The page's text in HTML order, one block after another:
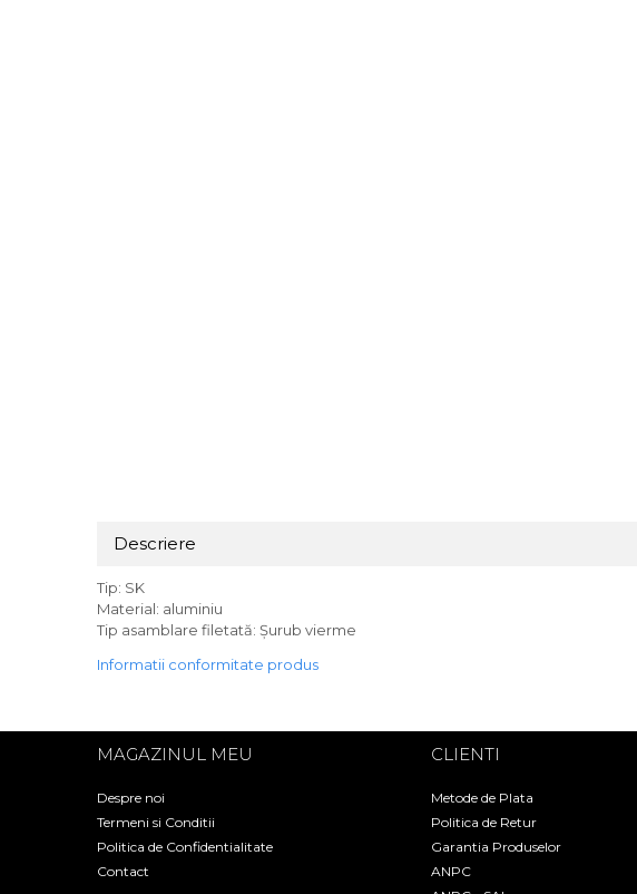
Descriere
Tip: SK
Material: aluminiu
Tip asamblare filetată: Șurub vierme
Informatii conformitate produs
MAGAZINUL MEU
Despre noi
Termeni si Conditii
Politica de Confidentialitate
Contact
CLIENTI
Metode de Plata
Politica de Retur
Garantia Produselor
ANPC